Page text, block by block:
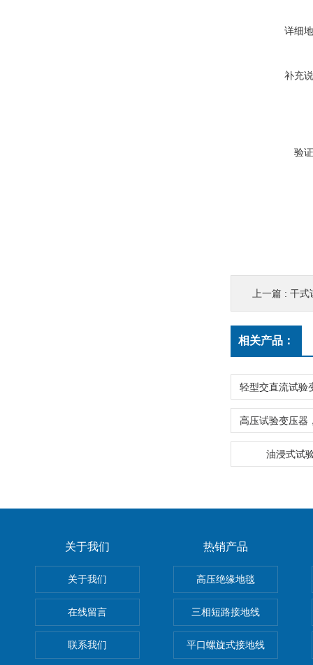
详细
补充
验
上一篇 : 干式
相关产品：
油浸式试
关于我们
关于我们
在线留言
联系我们
热销产品
高压绝缘地毯
三相短路接地线
平口螺旋式接地线